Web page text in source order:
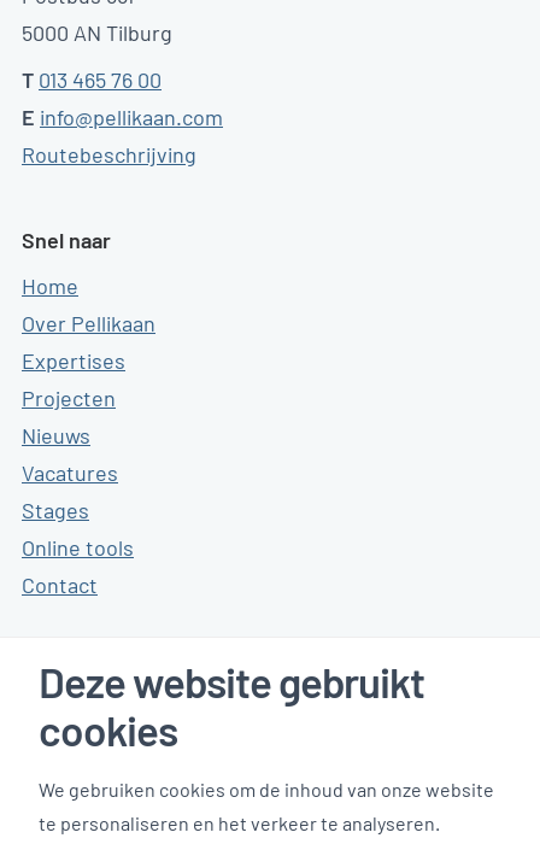
5000 AN Tilburg
T 013 465 76 00
E info@pellikaan.com
Routebeschrijving
Snel naar
Home
Over Pellikaan
Expertises
Projecten
Nieuws
Vacatures
Stages
Online tools
Contact
Klanten reviews
Deze website gebruikt
cookies
We gebruiken cookies om de inhoud van onze website
te personaliseren en het verkeer te analyseren.